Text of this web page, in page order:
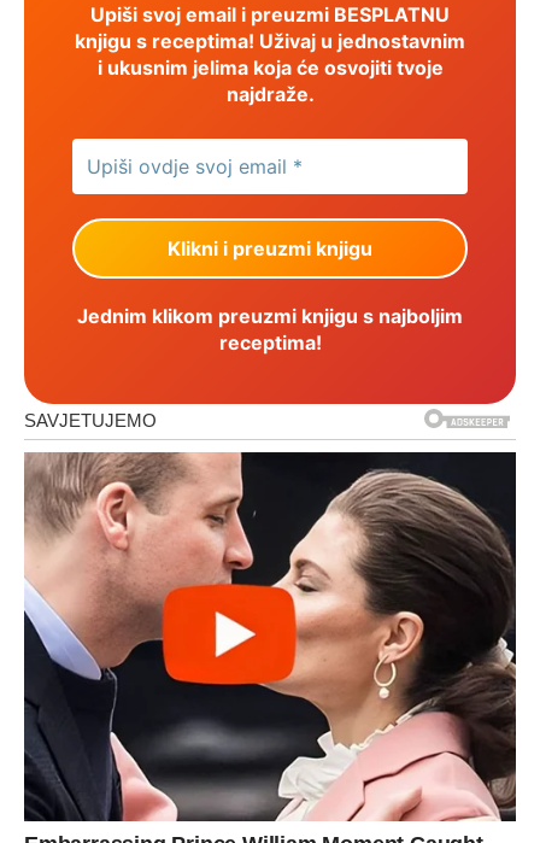
Upiši svoj email i preuzmi BESPLATNU
knjigu s receptima! Uživaj u jednostavnim
i ukusnim jelima koja će osvojiti tvoje
najdraže.
Jednim klikom preuzmi knjigu s najboljim
receptima!